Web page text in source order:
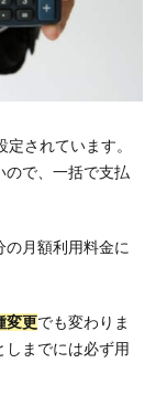
定されています。
ので、一括で支払
月額利用料金に
変更でも変わりま
までには必ず用